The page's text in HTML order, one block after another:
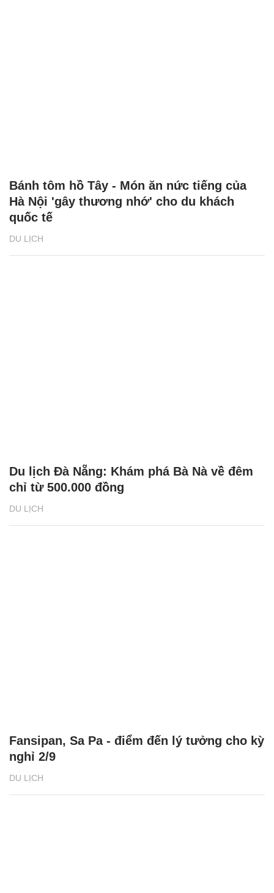
DU LỊCH
Bánh tôm hồ Tây - Món ăn nức tiếng của
Hà Nội 'gây thương nhớ' cho du khách
quốc tế
DU LỊCH
Du lịch Đà Nẵng: Khám phá Bà Nà về đêm
chỉ từ 500.000 đồng
DU LỊCH
Fansipan, Sa Pa - điểm đến lý tưởng cho kỳ
nghỉ 2/9